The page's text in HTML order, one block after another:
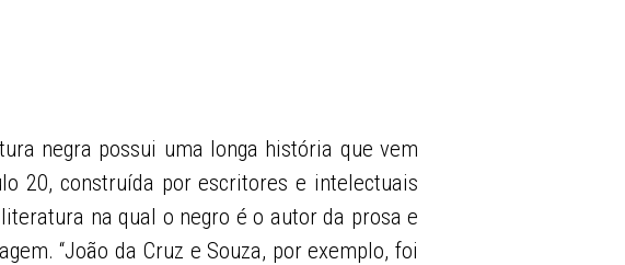
negra possui uma longa história que vem
20, construída por escritores e intelectuais
na qual o negro é o autor da prosa e
“João da Cruz e Souza, por exemplo, foi